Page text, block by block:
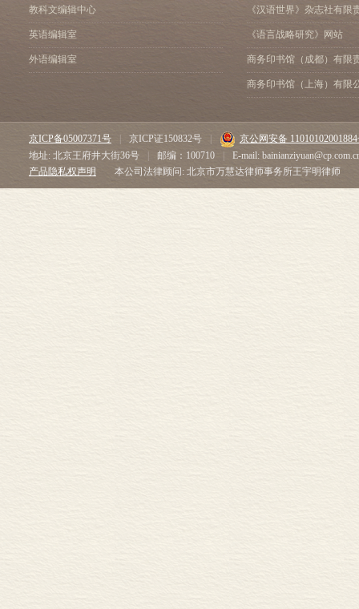
二零
教科文编辑中心
英语编辑室
外语编辑室
《汉语世界》杂志社有限
《语言战略研究》网站
商务印书馆（成都）有限
商务印书馆（上海）有限
京ICP备05007371号 京ICP证150832号
京公网安备
地址: 北京王府井大街36号
邮编：100710
E-mail:
产品隐私权声明
本公司法律顾问: 北京市万慧达律师事务所王宇明律师